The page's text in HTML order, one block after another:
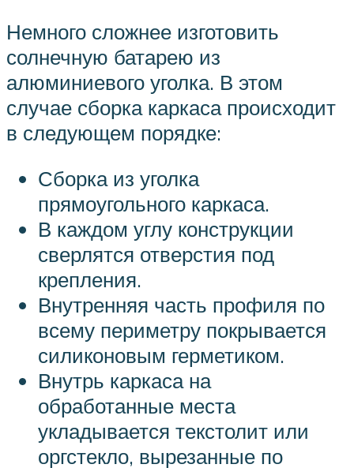
Немного сложнее изготовить
солнечную батарею из
алюминиевого уголка. В этом
случае сборка каркаса происходит
в следующем порядке:
Сборка из уголка
прямоугольного каркаса.
В каждом углу конструкции
сверлятся отверстия под
крепления.
Внутренняя часть профиля по
всему периметру покрывается
силиконовым герметиком.
Внутрь каркаса на
обработанные места
укладывается текстолит или
оргстекло, вырезанные по